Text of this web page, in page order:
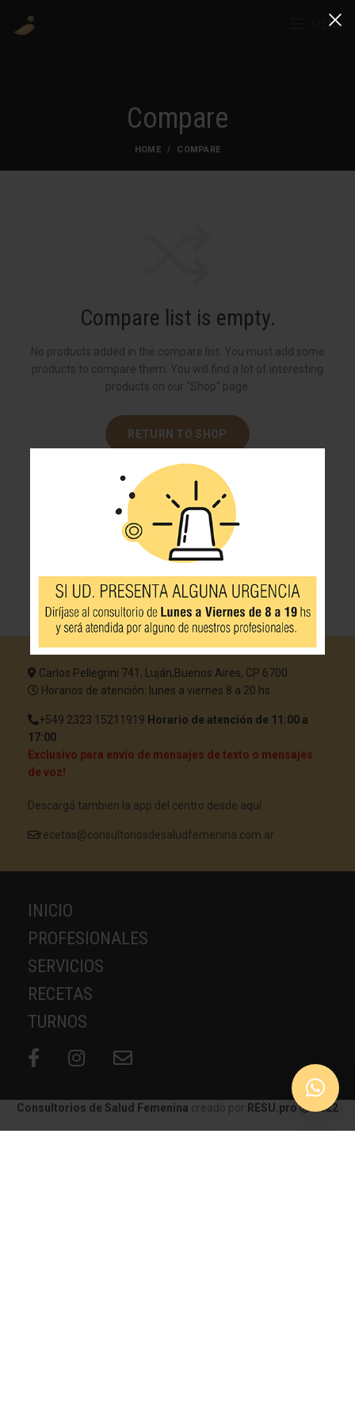
MENU
Compare
HOME COMPARE
Compare list is empty.
No products added in the compare list. You must add some
products to compare them. You will find a lot of interesting
products on our "Shop" page.
RETURN TO SHOP
Carlos Pellegrini 741, Luján,Buenos Aires, CP 6700
Horarios de atención: lunes a viernes 8 a 20 hs
+549 2323 15211919 Horario de atención de 11:00 a
17:00
Exclusivo para envío de mensajes de texto o mensajes
de voz!
Descargá tambien la app del centro desde aquí
recetas@consultoriosdesaludfemenina.com.ar
INICIO
PROFESIONALES
SERVICIOS
RECETAS
TURNOS
Consultorios de Salud Femenina creado por RESU.pro 2022